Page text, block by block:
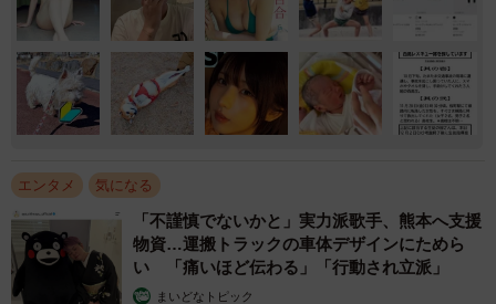
エンタメ 気になる
「不謹慎でないかと」実力派歌手、熊本へ支援
物資…運搬トラックの車体デザインにためら
い 「痛いほど伝わる」「行動され立派」
まいどなトピック